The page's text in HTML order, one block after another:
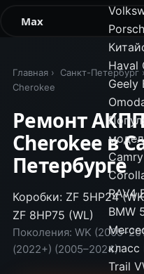
Haval
Geely
Camry
RAV4
BMW
класс
Trail
Max
Главная › Санкт-Петербург
Cherokee
Ремонт
Cherokee в
Петербурге
Коробки: ZF 5HP24
ZF 8HP75 (WL)
Поколения: WK
(2022+) (2005–2024)